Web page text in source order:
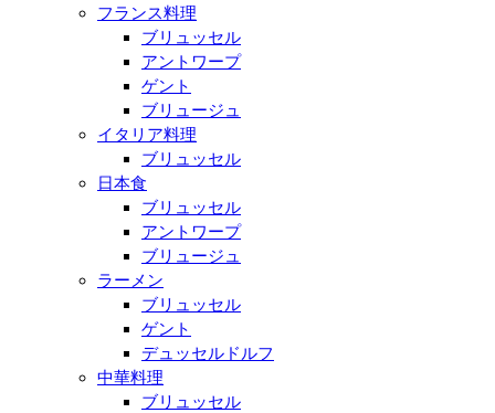
フランス料理
ブリュッセル
アントワープ
ゲント
ブリュージュ
イタリア料理
ブリュッセル
日本食
ブリュッセル
アントワープ
ブリュージュ
ラーメン
ブリュッセル
ゲント
デュッセルドルフ
中華料理
ブリュッセル